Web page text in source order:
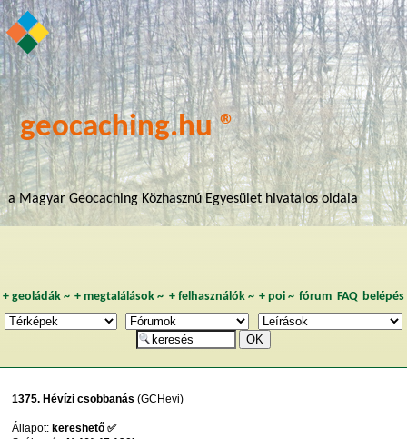
geocaching.hu ®
a Magyar Geocaching Közhasznú Egyesület hivatalos oldala
+ geoládák~ +megtalálások ~ + felhasználók~ + poi~ fórum FAQ belépés
1375. Hévízi csobbanás (GCHevi)
Állapot: kereshető ✅